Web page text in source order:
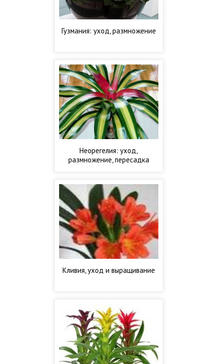
Гузмания: уход, размножение
Неорегелия: уход,
размножение, пересадка
Кливия, уход и выращивание